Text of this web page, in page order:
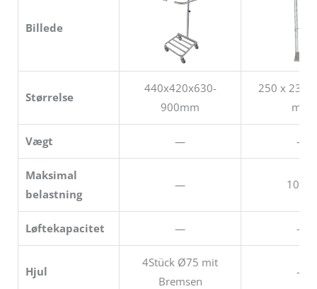
Billede
Størrelse
440x420x630-
900mm
250 x 230
mm
Vægt — —
Maksimal
belastning
— 100kg
Løftekapacitet — —
Hjul
4Stück Ø75 mit
Bremsen
—